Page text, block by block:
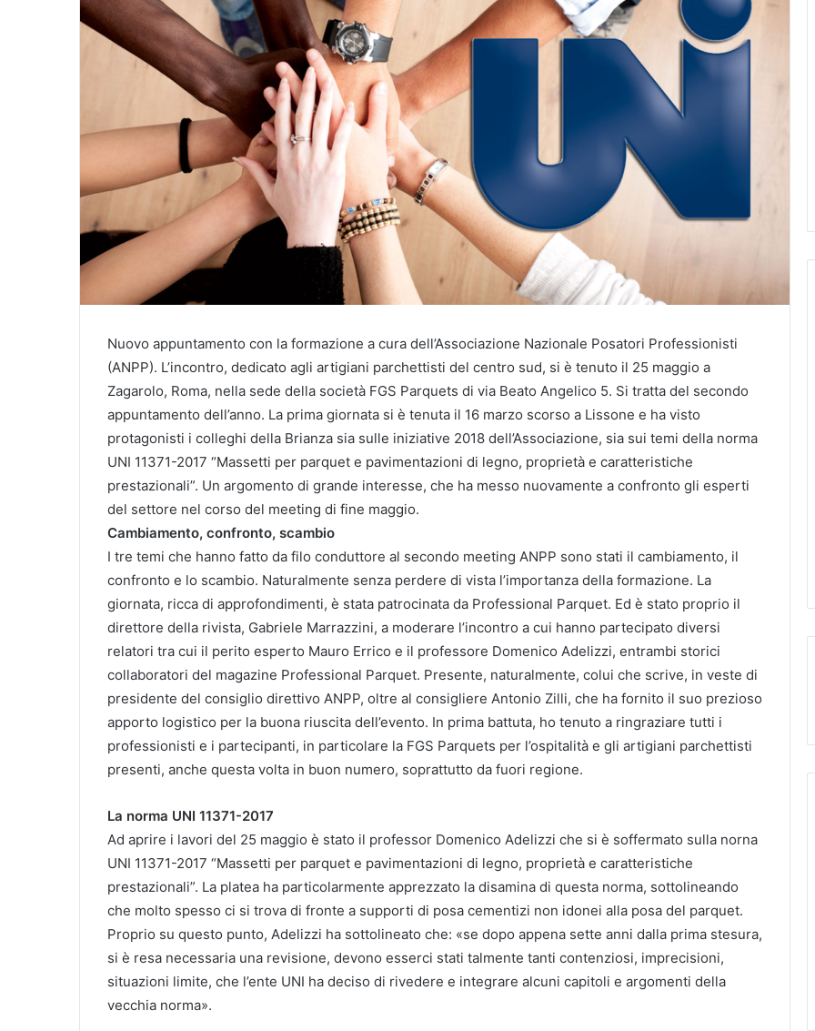
Nuovo appuntamento con la formazione a cura dell’Associazione Nazionale Posatori Professionisti
(ANPP). L’incontro, dedicato agli artigiani parchettisti del centro sud, si è tenuto il 25 maggio a
Zagarolo, Roma, nella sede della società FGS Parquets di via Beato Angelico 5. Si tratta del secondo
appuntamento dell’anno. La prima giornata si è tenuta il 16 marzo scorso a Lissone e ha visto
protagonisti i colleghi della Brianza sia sulle iniziative 2018 dell’Associazione, sia sui temi della norma
UNI 11371-2017 “Massetti per parquet e pavimentazioni di legno, proprietà e caratteristiche
prestazionali”. Un argomento di grande interesse, che ha messo nuovamente a confronto gli esperti
del settore nel corso del meeting di fine maggio.
Cambiamento, confronto, scambio
I tre temi che hanno fatto da filo conduttore al secondo meeting ANPP sono stati il cambiamento, il
confronto e lo scambio. Naturalmente senza perdere di vista l’importanza della formazione. La
giornata, ricca di approfondimenti, è stata patrocinata da Professional Parquet. Ed è stato proprio il
direttore della rivista, Gabriele Marrazzini, a moderare l’incontro a cui hanno partecipato diversi
relatori tra cui il perito esperto Mauro Errico e il professore Domenico Adelizzi, entrambi storici
collaboratori del magazine Professional Parquet. Presente, naturalmente, colui che scrive, in veste di
presidente del consiglio direttivo ANPP, oltre al consigliere Antonio Zilli, che ha fornito il suo prezioso
apporto logistico per la buona riuscita dell’evento. In prima battuta, ho tenuto a ringraziare tutti i
professionisti e i partecipanti, in particolare la FGS Parquets per l’ospitalità e gli artigiani parchettisti
presenti, anche questa volta in buon numero, soprattutto da fuori regione.
La norma UNI 11371-2017
Ad aprire i lavori del 25 maggio è stato il professor Domenico Adelizzi che si è soffermato sulla norna
UNI 11371-2017 “Massetti per parquet e pavimentazioni di legno, proprietà e caratteristiche
prestazionali”. La platea ha particolarmente apprezzato la disamina di questa norma, sottolineando
che molto spesso ci si trova di fronte a supporti di posa cementizi non idonei alla posa del parquet.
Proprio su questo punto, Adelizzi ha sottolineato che: «se dopo appena sette anni dalla prima stesura,
si è resa necessaria una revisione, devono esserci stati talmente tanti contenziosi, imprecisioni,
situazioni limite, che l’ente UNI ha deciso di rivedere e integrare alcuni capitoli e argomenti della
vecchia norma».